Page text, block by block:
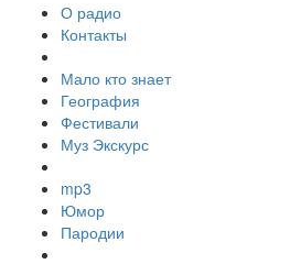
О радио
Контакты
Мало кто знает
География
Фестивали
Муз Экскурс
mp3
Юмор
Пародии